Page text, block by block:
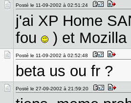
Posté le 11-09-2002 à 02:51:24
j'ai XP Home
fou
) et Mozilla
Posté le 11-09-2002 à 02:52:48
beta us ou fr ?
Posté le 27-09-2002 à 21:59:20